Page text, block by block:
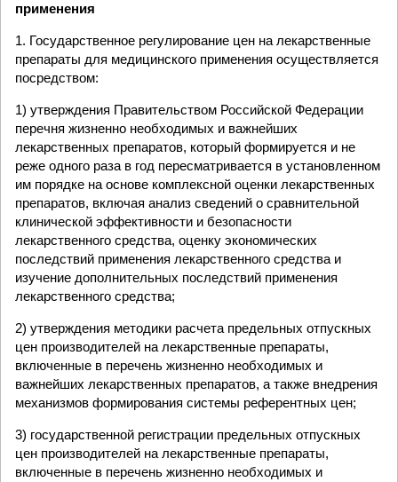
применения
1. Государственное регулирование цен на лекарственные
препараты для медицинского применения осуществляется
посредством:
1) утверждения Правительством Российской Федерации
перечня жизненно необходимых и важнейших
лекарственных препаратов, который формируется и не
реже одного раза в год пересматривается в установленном
им порядке на основе комплексной оценки лекарственных
препаратов, включая анализ сведений о сравнительной
клинической эффективности и безопасности
лекарственного средства, оценку экономических
последствий применения лекарственного средства и
изучение дополнительных последствий применения
лекарственного средства;
2) утверждения методики расчета предельных отпускных
цен производителей на лекарственные препараты,
включенные в перечень жизненно необходимых и
важнейших лекарственных препаратов, а также внедрения
механизмов формирования системы референтных цен;
3) государственной регистрации предельных отпускных
цен производителей на лекарственные препараты,
включенные в перечень жизненно необходимых и